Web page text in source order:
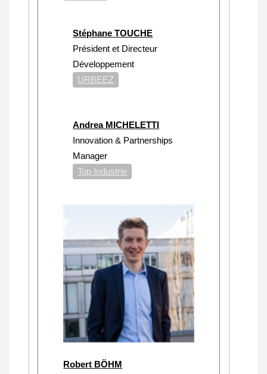
Stéphane TOUCHE
Président et Directeur
Développement
URBEEZ
Andrea MICHELETTI
Innovation & Partnerships
Manager
Top Industrie
Robert BÖHM